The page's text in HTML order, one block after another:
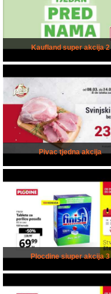
Kaufland super akcija 2
Pivac tjedna akcija
Plocdine siuper akcija 3